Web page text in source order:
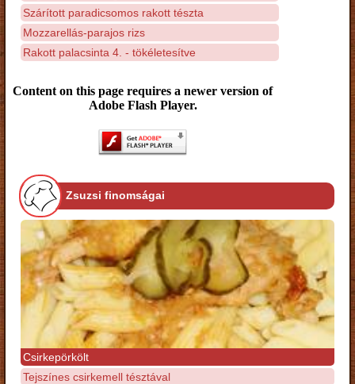
Szárított paradicsomos rakott tészta
Mozzarellás-parajos rizs
Rakott palacsinta 4. - tökéletesítve
Content on this page requires a newer version of
Adobe Flash Player.
Zsuzsi finomságai
Csirkepörkölt
Tejszínes csirkemell tésztával